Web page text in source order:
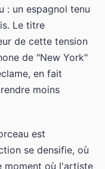
: un espagnol tenu
Le titre
de cette tension
de "New York"
en fait
moins
est
se densifie, où
moment où l'artiste